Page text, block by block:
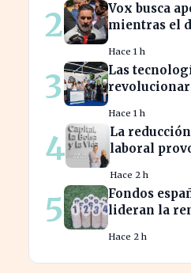
2
Vox busca
mientras el
intensifica
Hace 1 h
3
Las
empresarial
Hace 1 h
4
La
laboral
española
Hace 2 h
5
Fondos
lideran la
Hace 2 h